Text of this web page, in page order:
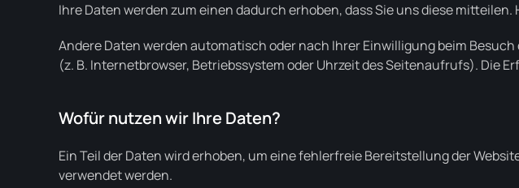
Ihre Daten werden zum einen dadurch erhoben, dass Sie uns diese
Andere Daten werden automatisch oder nach Ihrer Einwilligung beim
(z. B. Internetbrowser, Betriebssystem oder Uhrzeit des Seitenaufrufs). Die
Wofür nutzen wir Ihre Daten?
Ein Teil der Daten wird erhoben, um eine fehlerfreie Bereitstellung der
verwendet werden.